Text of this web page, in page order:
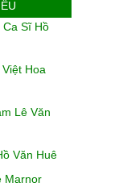
Ca Sĩ Hồ
Hoa
Lê Văn
Văn Huê
Marnor